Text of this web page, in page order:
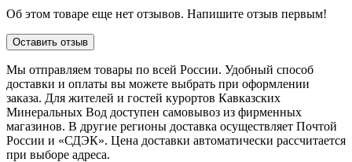
Об этом товаре еще нет отзывов. Напишите отзыв первым!
Оставить отзыв
Мы отправляем товары по всей России. Удобный способ
доставки и оплаты вы можете выбрать при оформлении
заказа. Для жителей и гостей курортов Кавказских
Минеральных Вод доступен самовывоз из фирменных
магазинов. В другие регионы доставка осуществляет Почтой
России и «СДЭК». Цена доставки автоматически рассчитается
при выборе адреса.